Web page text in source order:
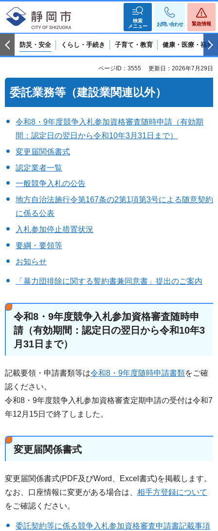
検索
メニュー
お問い合わせ 緊急情報
防災・安全 くらし・手続き 子育て・教育 健康・医療・福祉
ページID：3555 更新日：2026年7月29日
委託業務等（建設業関連以外）
令和8・9年度競争入札参加資格審査随時申請（有効期
間：認定日の翌日から令和10年3月31日まで）
変更届関係書式
認定業者一覧
一般競争入札の公告
地方自治法施行令第167条の2第1項第3号による随意契約
に係る公表
入札参加停止措置状況
要綱・要領等
お知らせ
「暴力団排除に関する誓約書兼同意書」提出のご案内
令和8・9年度競争入札参加資格審査随時申
請（有効期間：認定日の翌日から令和10年3
月31日まで）
記載要領・申請書類等は令和8・9年度随時申請書類をご確
認ください。
令和8・9年度競争入札参加資格審査定期申請の受付は令和7
年12月15日で終了しました。
変更届関係書式
変更届関係書式(PDF及びWord、Excel書式)を掲載します。
なお、口座情報に変更がある場合は、 相手方登録について
をご確認ください。
委託契約等に係る競争入札参加資格審査申請書記載事項